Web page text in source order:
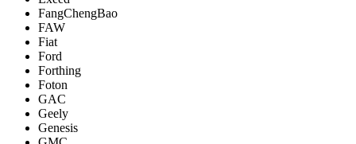
FangChengBao
FAW
Fiat
Ford
Forthing
Foton
GAC
Geely
Genesis